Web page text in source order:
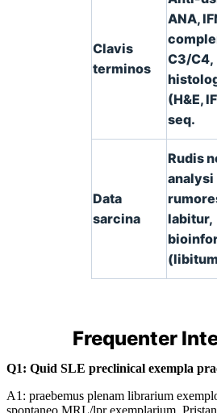
Clavis
terminos
ANA,
C3/C4,
(H&E,
seq.
Data
sarcina
Rudis
analysi
labitur,
Frequenter
Q1: Quid SLE preclinical exempla
A1: praebemus plenam librarium
spontaneo MRL/lpr exemplarium,